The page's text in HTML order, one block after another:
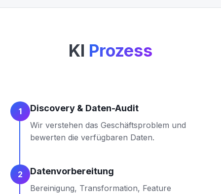
KI Prozess
1 Discovery & Daten-Audit
Wir verstehen das Geschäftsproblem und
bewerten die verfügbaren Daten.
2 Datenvorbereitung
Bereinigung, Transformation, Feature